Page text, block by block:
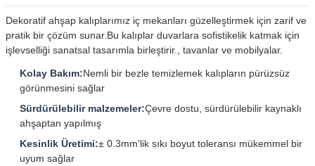
Dekoratif ahşap kalıplarımız iç mekanları güzelleştirmek için zarif ve
pratik bir çözüm sunar.Bu kalıplar duvarlara sofistikelik katmak için
işlevselliği sanatsal tasarımla birleştirir., tavanlar ve mobilyalar.
Kolay Bakım:Nemli bir bezle temizlemek kalıpların pürüzsüz
görünmesini sağlar
Sürdürülebilir malzemeler:Çevre dostu, sürdürülebilir kaynaklı
ahşaptan yapılmış
Kesinlik Üretimi:± 0.3mm'lik sıkı boyut toleransı mükemmel bir
uyum sağlar